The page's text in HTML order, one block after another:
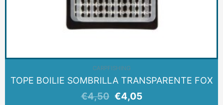
CARPFISHING
TOPE BOILIE SOMBRILLA TRANSPARENTE FOX
€4,50 €4,05